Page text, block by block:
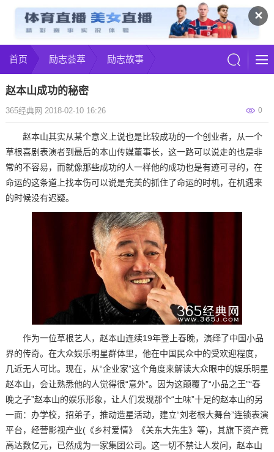
✕
首页 励志荟萃 励志故事
赵本山成功的秘密
0
365经典网 2018-02-10 16:26
赵本山其实从某个意义上说也是比较成功的一个创业者，从一个
草根喜剧表演者到最后的本山传媒董事长，这一路可以说走的也是非
常的不容易，而就像那些成功的人一样他的成功也是有迹可寻的，在
命运的这条道上找本伤可以说是完美的抓住了命运的时机，在机遇来
的时候没有迟疑。
作为一位草根艺人，赵本山连续19年登上春晚，演绎了中国小品
界的传奇。在大众娱乐明星群体里，他在中国民众中的受欢迎程度，
几近无人可比。现在，从“企业家”这个角度来解读大众眼中的娱乐明星
赵本山，会让熟悉他的人觉得很“意外”。因为这颠覆了“小品之王”“春
晚之子”赵本山的娱乐形象，让人们发现那个“土味”十足的赵本山的另
一面：办学校，招弟子，推动造星活动，建立“刘老根大舞台”连锁表演
平台，经营影视产业(《乡村爱情》《关东大先生》等)，其旗下资产竟
高达数亿元，已然成为一家集团公司。这一切不禁让人发问，赵本山